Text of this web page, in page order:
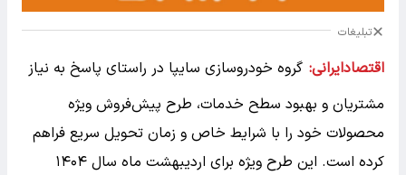
تبلیغات
اقتصادایرانی: گروه خودروسازی سایپا در راستای پاسخ به نیاز
مشتریان و بهبود سطح خدمات، طرح پیش‌فروش ویژه
محصولات خود را با شرایط خاص و زمان تحویل سریع فراهم
کرده است. این طرح ویژه برای اردیبهشت ماه سال ۱۴۰۴